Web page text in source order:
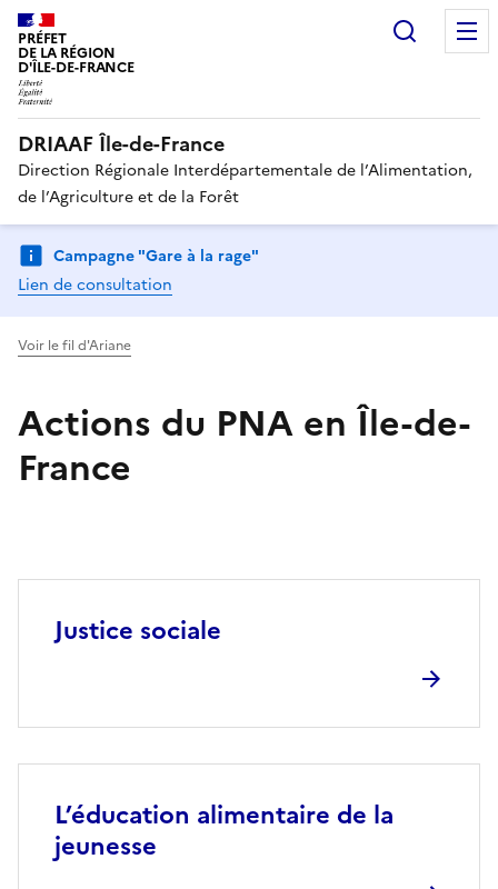
PRÉFET
DE LA RÉGION
D'ÎLE-DE-FRANCE
DRIAAF Île-de-France
Direction Régionale Interdépartementale de l’Alimentation,
de l’Agriculture et de la Forêt
Campagne "Gare à la rage"
Lien de consultation
Voir le fil d'Ariane
Actions du PNA en Île-de-
France
Justice sociale
L’éducation alimentaire de la
jeunesse